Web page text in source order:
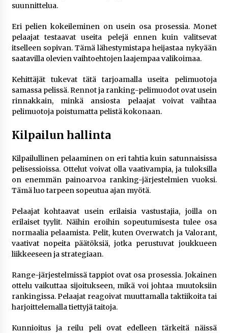
suunnittelua.
Eri pelien kokeileminen on usein osa prosessia. Monet
pelaajat testaavat useita pelejä ennen kuin valitsevat
itselleen sopivan. Tämä lähestymistapa heijastaa nykyään
saatavilla olevien vaihtoehtojen laajempaa valikoimaa.
Kehittäjät tukevat tätä tarjoamalla useita pelimuotoja
samassa pelissä. Rennot ja ranking-pelimuodot ovat usein
rinnakkain, minkä ansiosta pelaajat voivat vaihtaa
pelimuotoja poistumatta pelistä kokonaan.
Kilpailun hallinta
Kilpailullinen pelaaminen on eri tahtia kuin satunnaisissa
pelisessioissa. Ottelut voivat olla vaativampia, ja tuloksilla
on enemmän painoarvoa ranking-järjestelmien vuoksi.
Tämä luo tarpeen sopeutua ajan myötä.
Pelaajat kohtaavat usein erilaisia ​​vastustajia, joilla on
erilaiset tyylit. Näihin eroihin sopeutumisesta tulee osa
normaalia pelaamista. Pelit, kuten Overwatch ja Valorant,
vaativat nopeita päätöksiä, jotka perustuvat joukkueen
liikkeeseen ja strategiaan.
Range-järjestelmissä tappiot ovat osa prosessia. Jokainen
ottelu vaikuttaa sijoitukseen, mikä voi johtaa muutoksiin
rankingissa. Pelaajat reagoivat muuttamalla taktiikoita tai
harjoittelemalla tiettyjä taitoja.
Kunnioitus ja reilu peli ovat edelleen tärkeitä näissä